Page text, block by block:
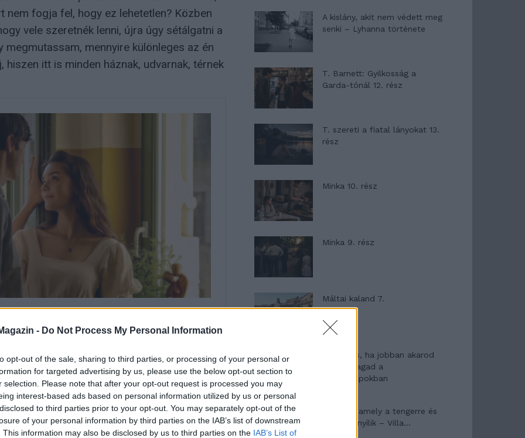
- Do Not Process My Personal Information
opt-out of the sale, sharing to third parties, or processing of your personal or
for targeted advertising by us, please use the below opt-out section to
selection. Please note that after your opt-out request is processed you may
interest-based ads based on personal information utilized by us or personal
to third parties prior to your opt-out. You may separately opt-out of the
of your personal information by third parties on the IAB’s list of downstream
This information may also be disclosed by us to third parties on the IAB’s List of
nem fogja fel, hogy ez lehetetlen? Közben
vele szeretnék lenni, újra úgy sétálgatni a
megmutassam, mennyire különleges az én
itt is minden háznak, udvarnak, térnek
A kislány, akit nem védett meg
senki – Lyhanna története
T. Barnett: Gyilkosság a
Garda-tónál 12. rész
T. szereti a fiatal lányokat 13.
rész
Minka 10. rész
Minka 9. rész
Máltai kaland 7.
10 tanács, ha jobban akarod
érezni magad a
hétköznapokban
Egy ház, amely a tengerre és
a fényre nyílik – Villa...